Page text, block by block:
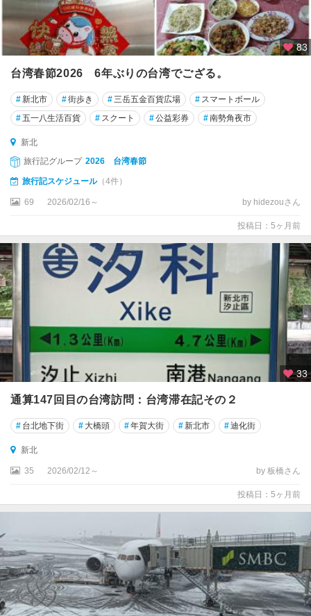
83
台湾春節2026 6年ぶりの台湾でござる。
#新北市 #街歩き #三岳五金百貨広場 # スマートボール
#五一八生活百貨 # スクート #公益彩券 #南勢角夜市
新北
旅行記グループ 2026 台湾春節
旅行記スケジュール（4件）
69 2026/02/16～ by hidezouさん
投稿日：5ヶ月前
33
通算147回目の台湾訪問：台湾滞在記その２
# 台北地下街 # 大橋頭 #年賀大街 #新北市 #迪化街
新北
35 2026/02/12～ by 板橋さん
投稿日：5ヶ月前